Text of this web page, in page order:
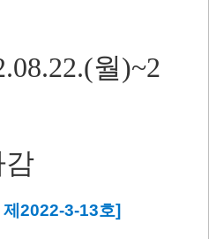
월)~2
감
2022-3-13호]